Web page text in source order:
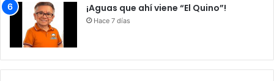
¡Aguas que ahí viene “El Quino”!
Hace 7 días